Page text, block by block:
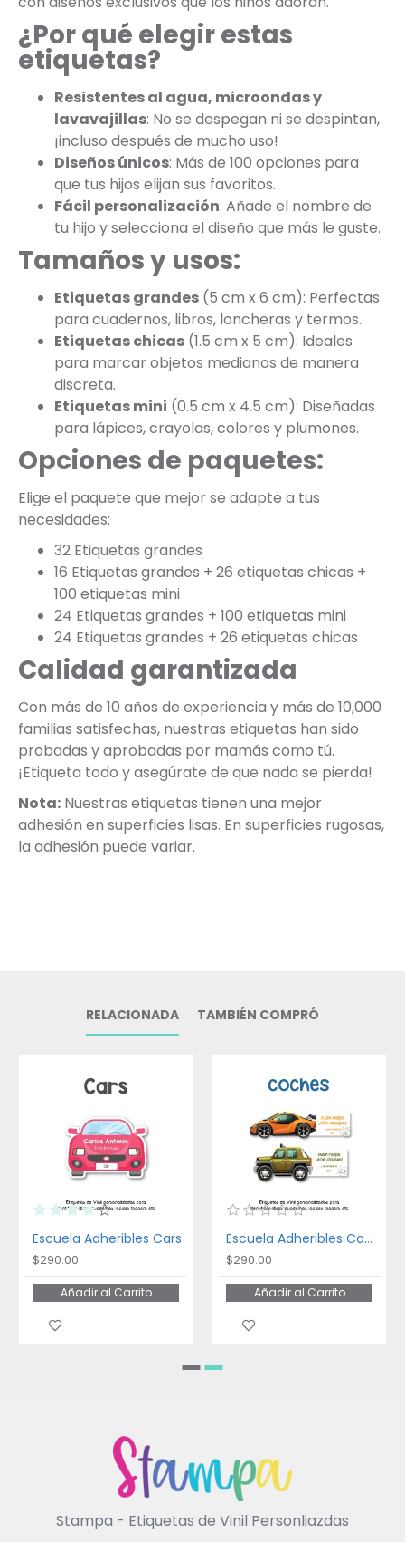
¿Por qué elegir estas
etiquetas?
Resistentes al agua, microondas y
lavavajillas: No se despegan ni se despintan,
¡incluso después de mucho uso!
Diseños únicos: Más de 100 opciones para
que tus hijos elijan sus favoritos.
Fácil personalización: Añade el nombre de
tu hijo y selecciona el diseño que más le guste.
Tamaños y usos:
Etiquetas grandes (5 cm x 6 cm): Perfectas
para cuadernos, libros, loncheras y termos.
Etiquetas chicas (1.5 cm x 5 cm): Ideales
para marcar objetos medianos de manera
discreta.
Etiquetas mini (0.5 cm x 4.5 cm): Diseñadas
para lápices, crayolas, colores y plumones.
Opciones de paquetes:
Elige el paquete que mejor se adapte a tus
necesidades:
32 Etiquetas grandes
16 Etiquetas grandes + 26 etiquetas chicas +
100 etiquetas mini
24 Etiquetas grandes + 100 etiquetas mini
24 Etiquetas grandes + 26 etiquetas chicas
Calidad garantizada
Con más de 10 años de experiencia y más de 10,000
familias satisfechas, nuestras etiquetas han sido
probadas y aprobadas por mamás como tú.
¡Etiqueta todo y asegúrate de que nada se pierda!
Nota: Nuestras etiquetas tienen una mejor
adhesión en superficies lisas. En superficies rugosas,
la adhesión puede variar.
RELACIONADA TAMBIÉN COMPRÓ
Escuela Adheribles Cars
$290.00
Añadir al Carrito
Escuela Adheribles Coches
$290.00
Añadir al Carrito
Stampa - Etiquetas de Vinil Personliazdas